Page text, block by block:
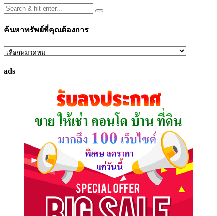
ค้นหาทรัพย์ที่คุณต้องการ
ค้นหา
ที่
ads